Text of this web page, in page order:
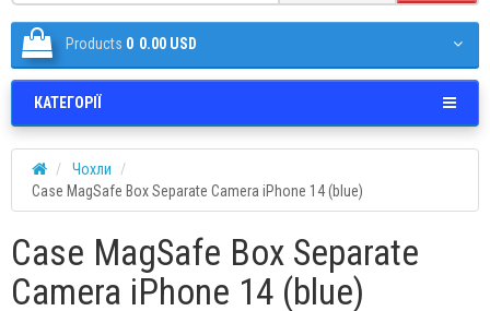
Products 0 0.00 USD
КАТЕГОРІЇ
Чохли
Case MagSafe Box Separate Camera iPhone 14 (blue)
Case MagSafe Box Separate
Camera iPhone 14 (blue)